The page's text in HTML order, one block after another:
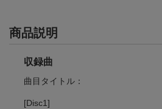
商品説明
収録曲
曲目タイトル：
[Disc1]